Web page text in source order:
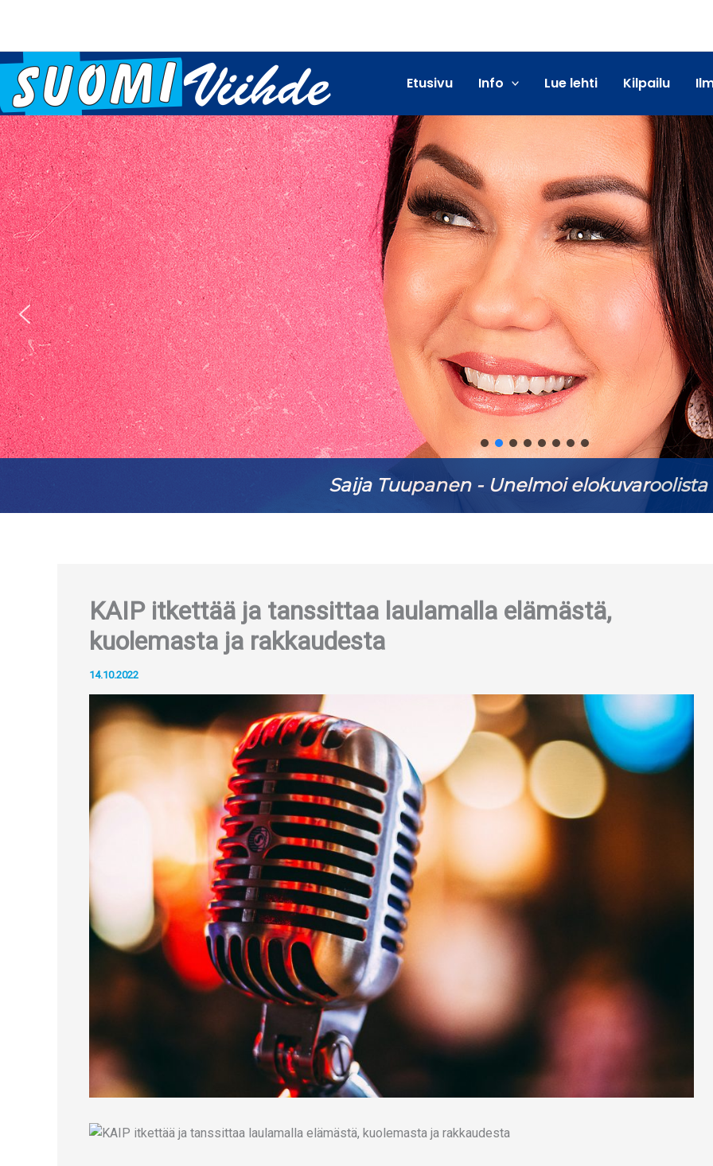
Etusivu Info Lue lehti Kilpailu
Saija Tuupanen - Unelmoi elokuvaroolista
KAIP itkettää ja tanssittaa laulamalla elämästä,
kuolemasta ja rakkaudesta
14.10.2022